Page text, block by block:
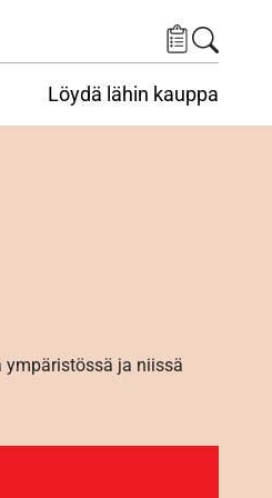
Löydä lähin kauppa
ja niissä